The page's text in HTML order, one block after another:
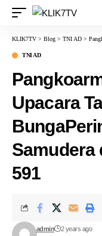
KLIK7TV > Blog > TNI AD >
TNI AD
Upacara
Samudera
591
admin 2 years ago